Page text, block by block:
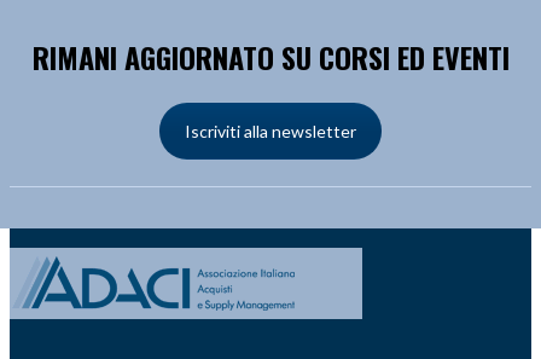
RIMANI AGGIORNATO SU CORSI ED EVENTI
Iscriviti alla newsletter